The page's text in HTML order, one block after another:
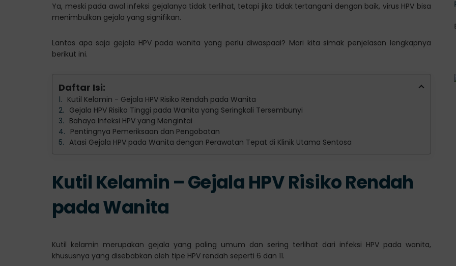
Ya, meski pada awal infeksi gejalanya tidak terlihat, tetapi jika tidak tertangani dengan baik, virus HPV bisa
menimbulkan gejala yang signifikan.
Lantas apa saja gejala HPV pada wanita yang perlu diwaspaai? Mari kita simak penjelasan lengkapnya
berikut ini.
Daftar Isi:
Kutil Kelamin - Gejala HPV Risiko Rendah pada Wanita
Gejala HPV Risiko Tinggi pada Wanita yang Seringkali Tersembunyi
Bahaya Infeksi HPV yang Mengintai
Pentingnya Pemeriksaan dan Pengobatan
Atasi Gejala HPV pada Wanita dengan Perawatan Tepat di Klinik Utama Sentosa
Kutil Kelamin – Gejala HPV Risiko Rendah
pada Wanita
Kutil kelamin merupakan gejala yang paling umum dan sering terlihat dari infeksi HPV pada wanita,
khususnya yang disebabkan oleh tipe HPV rendah seperti 6 dan 11.